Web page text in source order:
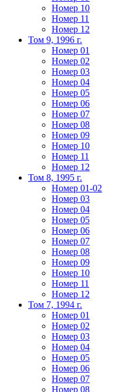
Номер 10
Номер 11
Номер 12
Том 9, 1996 г.
Номер 01
Номер 02
Номер 03
Номер 04
Номер 05
Номер 06
Номер 07
Номер 08
Номер 09
Номер 10
Номер 11
Номер 12
Том 8, 1995 г.
Номер 01-02
Номер 03
Номер 04
Номер 05
Номер 06
Номер 07
Номер 08
Номер 09
Номер 10
Номер 11
Номер 12
Том 7, 1994 г.
Номер 01
Номер 02
Номер 03
Номер 04
Номер 05
Номер 06
Номер 07
Номер 08